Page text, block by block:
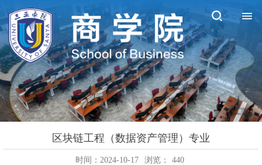
区块链工程（数据资产管理）专业
时间：2024-10-17 浏览： 440